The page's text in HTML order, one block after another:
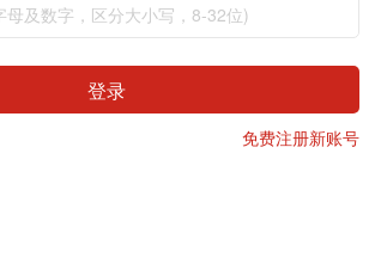
登录
免费注册新账号